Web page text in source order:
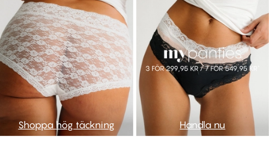
Shoppa hög täckning Handla nu